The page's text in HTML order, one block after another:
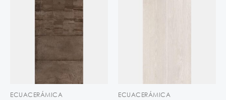
ECUACERÁMICA ECUACERÁMICA